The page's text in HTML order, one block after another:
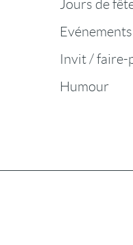
Jours de
Evénements
Invit / faire-
Humour